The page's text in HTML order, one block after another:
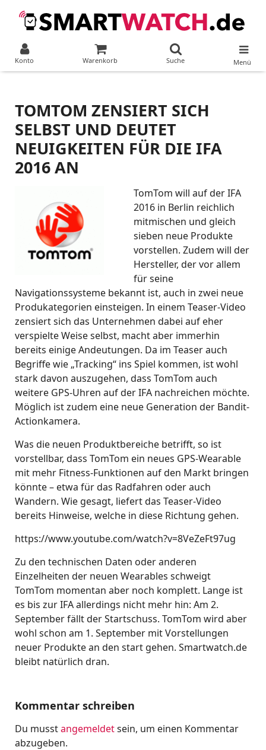
Konto Warenkorb Suche Menü
TOMTOM ZENSIERT SICH
SELBST UND DEUTET
NEUIGKEITEN FÜR DIE IFA
2016 AN
TomTom will auf der IFA
2016 in Berlin reichlich
mitmischen und gleich
sieben neue Produkte
vorstellen. Zudem will der
Hersteller, der vor allem
für seine
Navigationssysteme bekannt ist, auch in zwei neue
Produkategorien einsteigen. In einem Teaser-Video
zensiert sich das Unternehmen dabei auf eher
verspielte Weise selbst, macht aber immerhin
bereits einige Andeutungen. Da im Teaser auch
Begriffe wie „Tracking“ ins Spiel kommen, ist wohl
stark davon auszugehen, dass TomTom auch
weitere GPS-Uhren auf der IFA nachreichen möchte.
Möglich ist zudem eine neue Generation der Bandit-
Actionkamera.
Was die neuen Produktbereiche betrifft, so ist
vorstellbar, dass TomTom ein neues GPS-Wearable
mit mehr Fitness-Funktionen auf den Markt bringen
könnte – etwa für das Radfahren oder auch
Wandern. Wie gesagt, liefert das Teaser-Video
bereits Hinweise, welche in diese Richtung gehen.
https://www.youtube.com/watch?v=8VeZeFt97ug
Zu den technischen Daten oder anderen
Einzelheiten der neuen Wearables schweigt
TomTom momentan aber noch komplett. Lange ist
es bis zur IFA allerdings nicht mehr hin: Am 2.
September fällt der Startschuss. TomTom wird aber
wohl schon am 1. September mit Vorstellungen
neuer Produkte an den start gehen. Smartwatch.de
bleibt natürlich dran.
Kommentar schreiben
Du musstangemeldetsein, um einen Kommentar
abzugeben.